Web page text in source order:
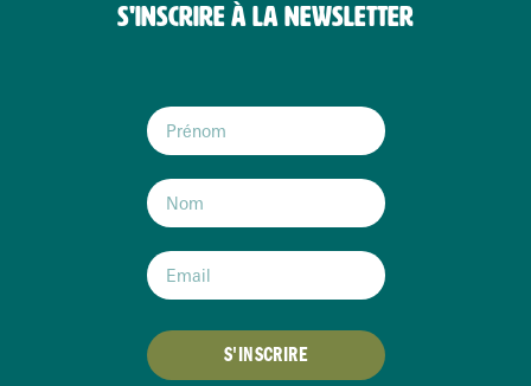
S'INSCRIRE À LA NEWSLETTER
S'INSCRIRE